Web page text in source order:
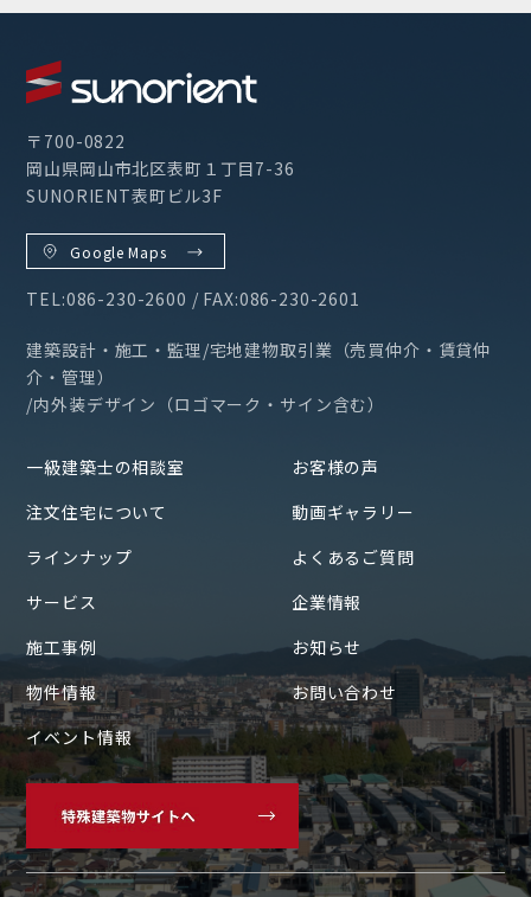
〒700-0822
岡山県岡山市北区表町1丁目7-36
〒700-0822
岡山県岡山市北区表町１丁目7-36
SUNORIENT表町ビル3F
Google Maps
TEL:086-230-2600 / FAX:086-230-2601
建築設計・施工・監理/宅地建物取引業（売買仲介・賃貸仲
介・管理）
/内外装デザイン（ロゴマーク・サイン含む）
一級建築士の相談室
注文住宅について
ラインナップ
サービス
施工事例
物件情報
イベント情報
お客様の声
動画ギャラリー
よくあるご質問
企業情報
お知らせ
お問い合わせ